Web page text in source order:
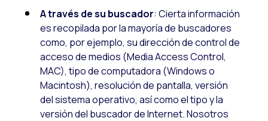
A través de su buscador: Cierta información
es recopilada por la mayoría de buscadores
como, por ejemplo, su dirección de control de
acceso de medios (Media Access Control,
MAC), tipo de computadora (Windows o
Macintosh), resolución de pantalla, versión
del sistema operativo, así como el tipo y la
versión del buscador de Internet. Nosotros